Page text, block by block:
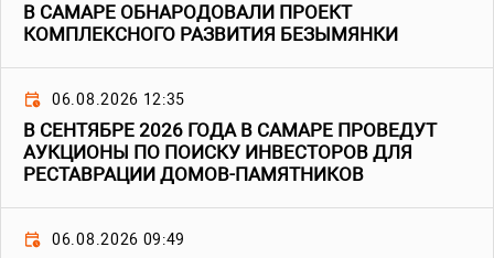
В САМАРЕ ОБНАРОДОВАЛИ ПРОЕКТ
КОМПЛЕКСНОГО РАЗВИТИЯ БЕЗЫМЯНКИ
06.08.2026 12:35
В СЕНТЯБРЕ 2026 ГОДА В САМАРЕ ПРОВЕДУТ
АУКЦИОНЫ ПО ПОИСКУ ИНВЕСТОРОВ ДЛЯ
РЕСТАВРАЦИИ ДОМОВ-ПАМЯТНИКОВ
06.08.2026 09:49